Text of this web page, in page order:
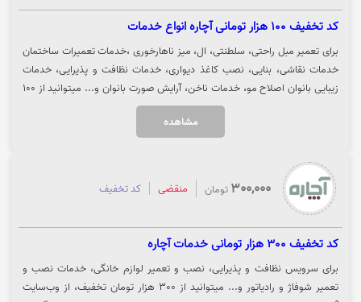
کد تخفیف 100 هزار تومانی آچاره انواع خدمات
برای تعمیر مبل راحتی، سلطنتی، ال، میز ناهارخوری ،خدمات تعمیرات ساختمان
خدمات نقاشی، بنایی، نصب کاغذ دیواری، خدمات نظافت و پذیرایی، خدمات
زیبایی بانوان اصلاح مو، خدمات ناخن، آرایش صورت بانوان و... میتوانید از 100
هزار تومان تخفیف آچاره بهره مند شوید. جهت استفاده از تخفیف کد را کپی
کرده و بر روی "خرید کنید" کلیک نمایید تا از تخفیف بهره مند شوید.
مشاهده
300,000 تومان منقضی کد تخفیف
کد تخفیف 300 هزار تومانی خدمات آچاره
برای سرویس نظافت و پذیرایی، نصب و تعمیر لوازم خانگی، خدمات نصب و
تعمیر شوفاژ و رادیاتور و... میتوانید از 300 هزار تومان تخفیف، از وب‌سایت